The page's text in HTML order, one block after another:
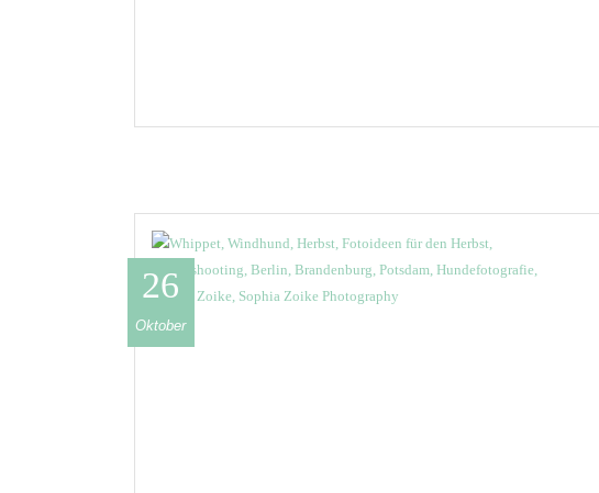
26
Oktober